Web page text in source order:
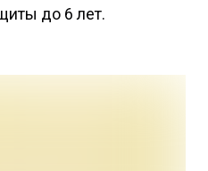
до 6 лет.